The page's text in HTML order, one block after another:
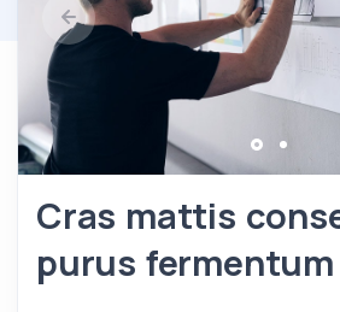
Cras mattis
purus fermentum